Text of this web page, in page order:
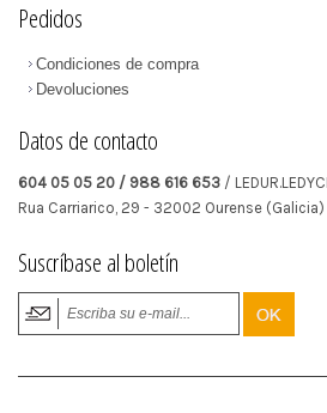
Pedidos
Condiciones de compra
Devoluciones
Datos de contacto
604 05 05 20 / 988 616 653 /
Rua Carriarico, 29 - 32002 Ourense (Galicia)
Suscríbase al boletín